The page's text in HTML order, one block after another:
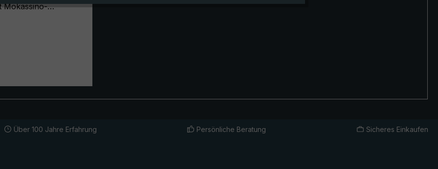
Mokassino-
"CM02-
sorgfältigster
seinem
aus Metall und
Aussehen. Die
in einem
Über 100 Jahre Erfahrung Persönliche Beratung Sicheres Einkaufen